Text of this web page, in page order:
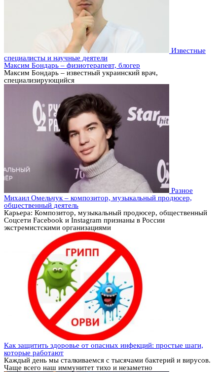
Известные
специалисты и научные деятели
Максим Бондарь – физиотерапевт, блогер
Максим Бондарь – известный украинский врач,
специализирующийся
Разное
Михаил Омельчук – композитор, музыкальный продюсер,
общественный деятель
Карьера: Композитор, музыкальный продюсер, общественный
Соцсети Facebook и Instagram признаны в России
экстремистскими организациями
Как защитить здоровье от опасных инфекций: простые шаги,
которые работают
Каждый день мы сталкиваемся с тысячами бактерий и вирусов.
Чаще всего наш иммунитет тихо и незаметно